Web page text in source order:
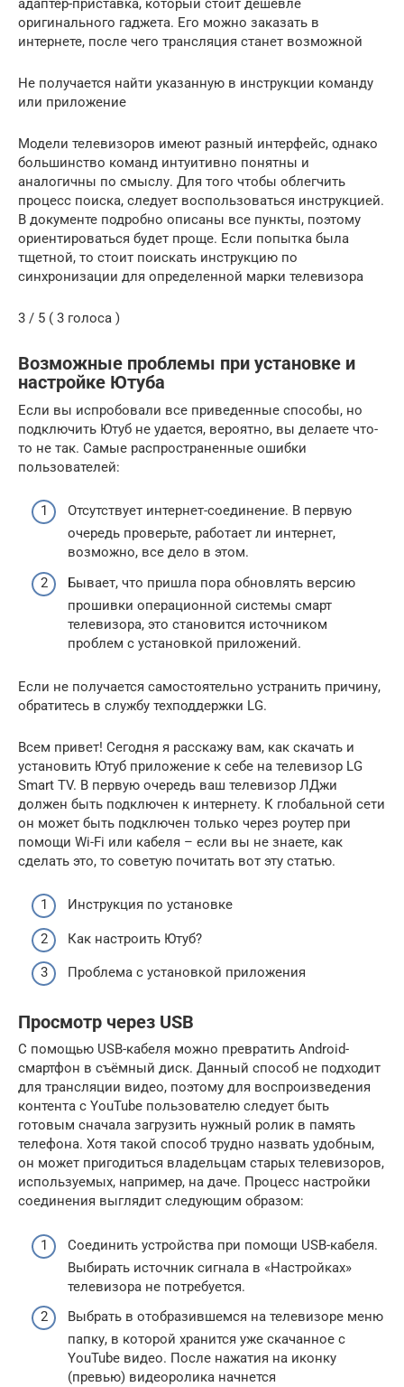
адаптер-приставка, который стоит дешевле
оригинального гаджета. Его можно заказать в
интернете, после чего трансляция станет возможной
Не получается найти указанную в инструкции команду
или приложение
Модели телевизоров имеют разный интерфейс, однако
большинство команд интуитивно понятны и
аналогичны по смыслу. Для того чтобы облегчить
процесс поиска, следует воспользоваться инструкцией.
В документе подробно описаны все пункты, поэтому
ориентироваться будет проще. Если попытка была
тщетной, то стоит поискать инструкцию по
синхронизации для определенной марки телевизора
3 / 5 ( 3 голоса )
Возможные проблемы при установке и
настройке Ютуба
Если вы испробовали все приведенные способы, но
подключить Ютуб не удается, вероятно, вы делаете что-
то не так. Самые распространенные ошибки
пользователей:
Отсутствует интернет-соединение. В первую
очередь проверьте, работает ли интернет,
возможно, все дело в этом.
Бывает, что пришла пора обновлять версию
прошивки операционной системы смарт
телевизора, это становится источником
проблем с установкой приложений.
Если не получается самостоятельно устранить причину,
обратитесь в службу техподдержки LG.
Всем привет! Сегодня я расскажу вам, как скачать и
установить Ютуб приложение к себе на телевизор LG
Smart TV. В первую очередь ваш телевизор ЛДжи
должен быть подключен к интернету. К глобальной сети
он может быть подключен только через роутер при
помощи Wi-Fi или кабеля – если вы не знаете, как
сделать это, то советую почитать вот эту статью.
Инструкция по установке
Как настроить Ютуб?
Проблема с установкой приложения
Просмотр через USB
С помощью USB-кабеля можно превратить Android-
смартфон в съёмный диск. Данный способ не подходит
для трансляции видео, поэтому для воспроизведения
контента с YouTube пользователю следует быть
готовым сначала загрузить нужный ролик в память
телефона. Хотя такой способ трудно назвать удобным,
он может пригодиться владельцам старых телевизоров,
используемых, например, на даче. Процесс настройки
соединения выглядит следующим образом:
Соединить устройства при помощи USB-кабеля.
Выбирать источник сигнала в «Настройках»
телевизора не потребуется.
Выбрать в отобразившемся на телевизоре меню
папку, в которой хранится уже скачанное с
YouTube видео. После нажатия на иконку
(превью) видеоролика начнется